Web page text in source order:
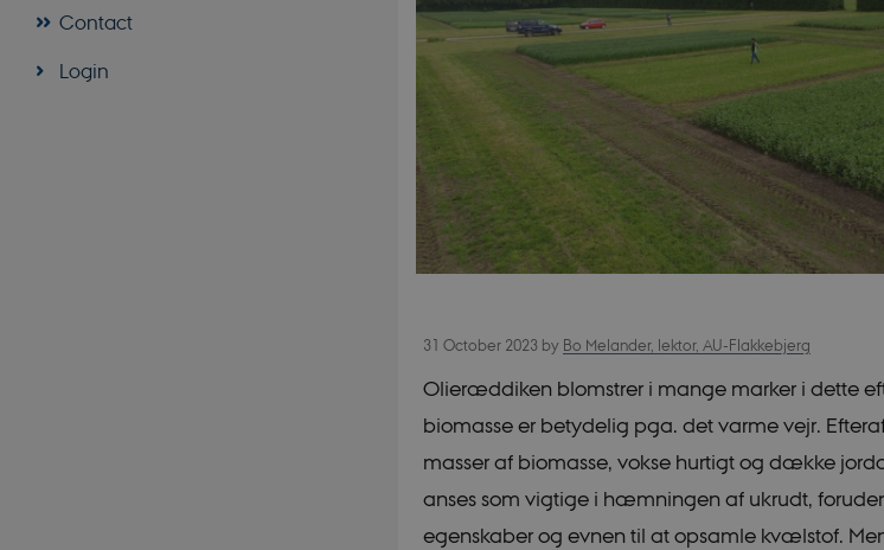
Contact
Login
31 October 2023 by Bo Melander, lektor, AU-Flakkebjerg
Olieræddiken blomstrer i mange marker i dette
biomasse er betydelig pga. det varme vejr.
masser af biomasse, vokse hurtigt og dække
anses som vigtige i hæmningen af ukrudt,
egenskaber og evnen til at opsamle kvælstof.